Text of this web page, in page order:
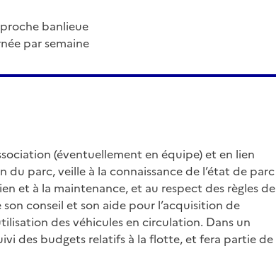
banlieue
par semaine
(éventuellement en équipe) et en lien
parc, veille à la connaissance de l’état de parc
et à la maintenance, et au respect des règles de
conseil et son aide pour l’acquisition de
des véhicules en circulation. Dans un
des budgets relatifs à la flotte, et fera partie de